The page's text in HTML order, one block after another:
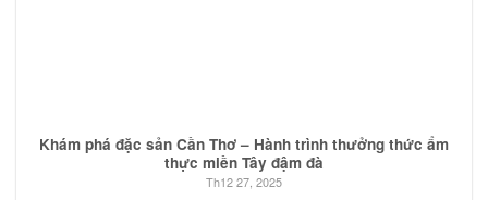
Khám phá đặc sản Cần Thơ – Hành trình thưởng thức ẩm
thực miền Tây đậm đà
Th12 27, 2025